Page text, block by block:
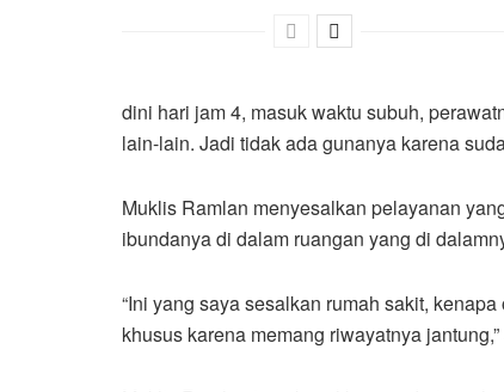
dini hari jam 4, masuk waktu subuh,
lain-lain. Jadi tidak ada gunanya karena
Muklis Ramlan menyesalkan pelayanan
ibundanya di dalam ruangan yang di
“Ini yang saya sesalkan rumah sakit,
khusus karena memang riwayatnya